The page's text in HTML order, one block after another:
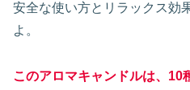
安全な使い方とリラックス効
よ。
このアロマキャンドルは、10